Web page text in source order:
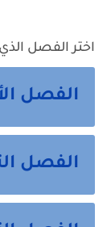
اختر الفصل
الفصل
الفصل